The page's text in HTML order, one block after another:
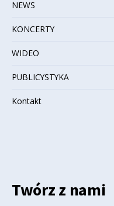
NEWS
KONCERTY
WIDEO
PUBLICYSTYKA
Kontakt
Twórz z nami